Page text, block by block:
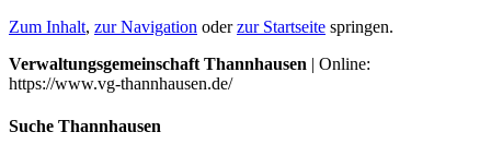
Zum Inhalt, zur Navigation oderzur Startseite springen.
Verwaltungsgemeinschaft Thannhausen | Online:
https://www.vg-thannhausen.de/
Suche Thannhausen